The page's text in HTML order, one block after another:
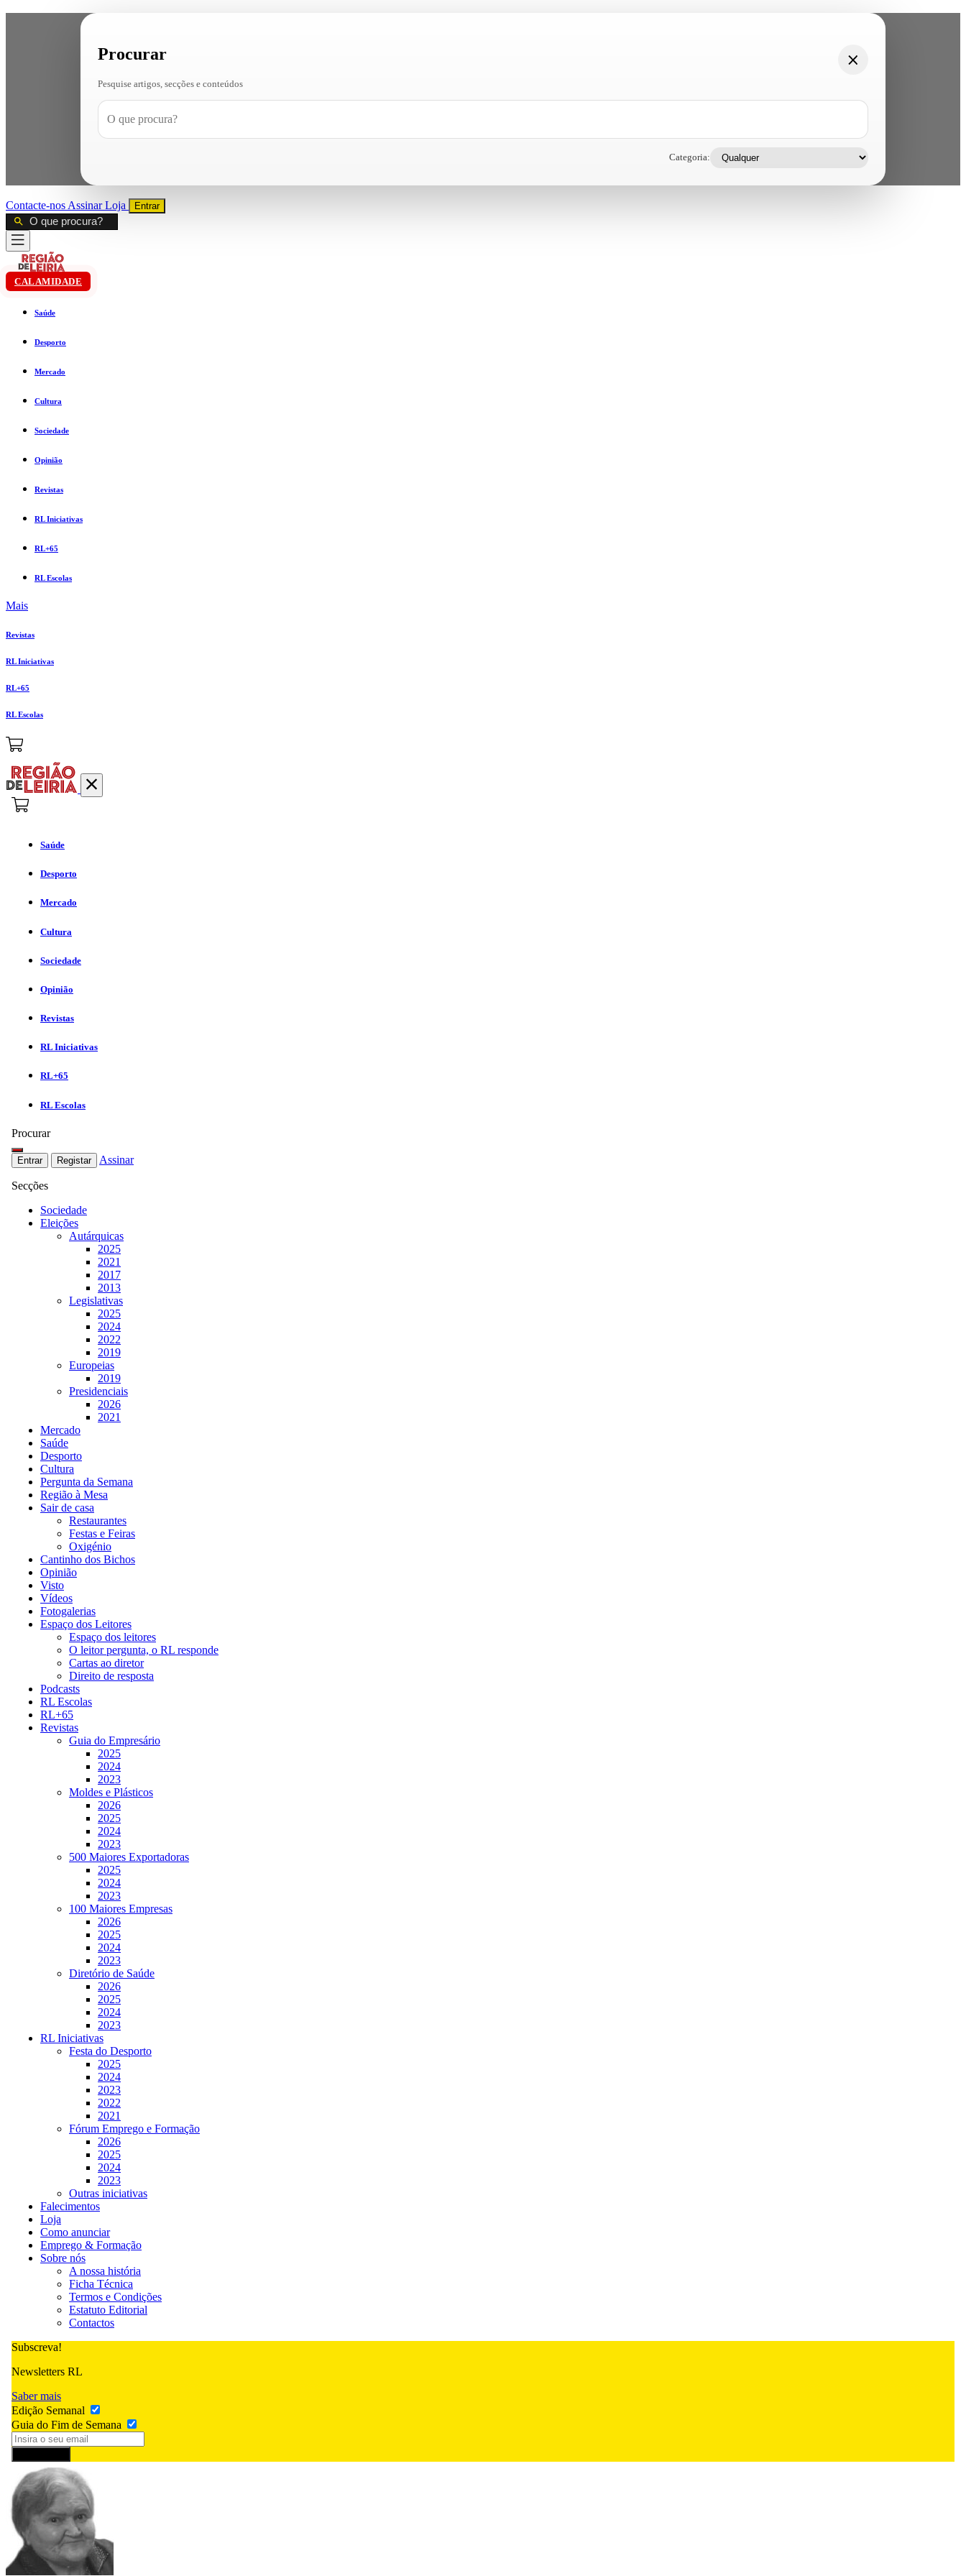
Procurar
Pesquise artigos, secções e conteúdos
Categoria:
Contacte-nos AssinarLoja Entrar
CALAMIDADE
Saúde
Desporto
Mercado
Cultura
Sociedade
Opinião
Revistas
RL Iniciativas
RL+65
RL Escolas
Mais
Revistas
RL Iniciativas
RL+65
RL Escolas
Saúde
Desporto
Mercado
Cultura
Sociedade
Opinião
Revistas
RL Iniciativas
RL+65
RL Escolas
Procurar
Entrar Registar Assinar
Secções
Sociedade
Eleições
Autárquicas
2025
2021
2017
2013
Legislativas
2025
2024
2022
2019
Europeias
2019
Presidenciais
2026
2021
Mercado
Saúde
Desporto
Cultura
Pergunta da Semana
Região à Mesa
Sair de casa
Restaurantes
Festas e Feiras
Oxigénio
Cantinho dos Bichos
Opinião
Visto
Vídeos
Fotogalerias
Espaço dos Leitores
Espaço dos leitores
O leitor pergunta, o RL responde
Cartas ao diretor
Direito de resposta
Podcasts
RL Escolas
RL+65
Revistas
Guia do Empresário
2025
2024
2023
Moldes e Plásticos
2026
2025
2024
2023
500 Maiores Exportadoras
2025
2024
2023
100 Maiores Empresas
2026
2025
2024
2023
Diretório de Saúde
2026
2025
2024
2023
RL Iniciativas
Festa do Desporto
2025
2024
2023
2022
2021
Fórum Emprego e Formação
2026
2025
2024
2023
Outras iniciativas
Falecimentos
Loja
Como anunciar
Emprego & Formação
Sobre nós
A nossa história
Ficha Técnica
Termos e Condições
Estatuto Editorial
Contactos
Subscreva!
Newsletters RL
Saber mais
Edição Semanal
Guia do Fim de Semana